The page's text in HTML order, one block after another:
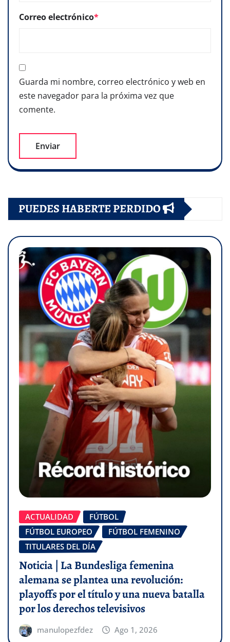
Correo electrónico*
Guarda mi nombre, correo electrónico y web en
este navegador para la próxima vez que
comente.
PUEDES HABERTE PERDIDO
ACTUALIDAD
FÚTBOL
FÚTBOL EUROPEO
FÚTBOL FEMENINO
TITULARES DEL DÍA
Noticia | La Bundesliga femenina
alemana se plantea una revolución:
playoffs por el título y una nueva batalla
por los derechos televisivos
manulopezfdez Ago 1, 2026